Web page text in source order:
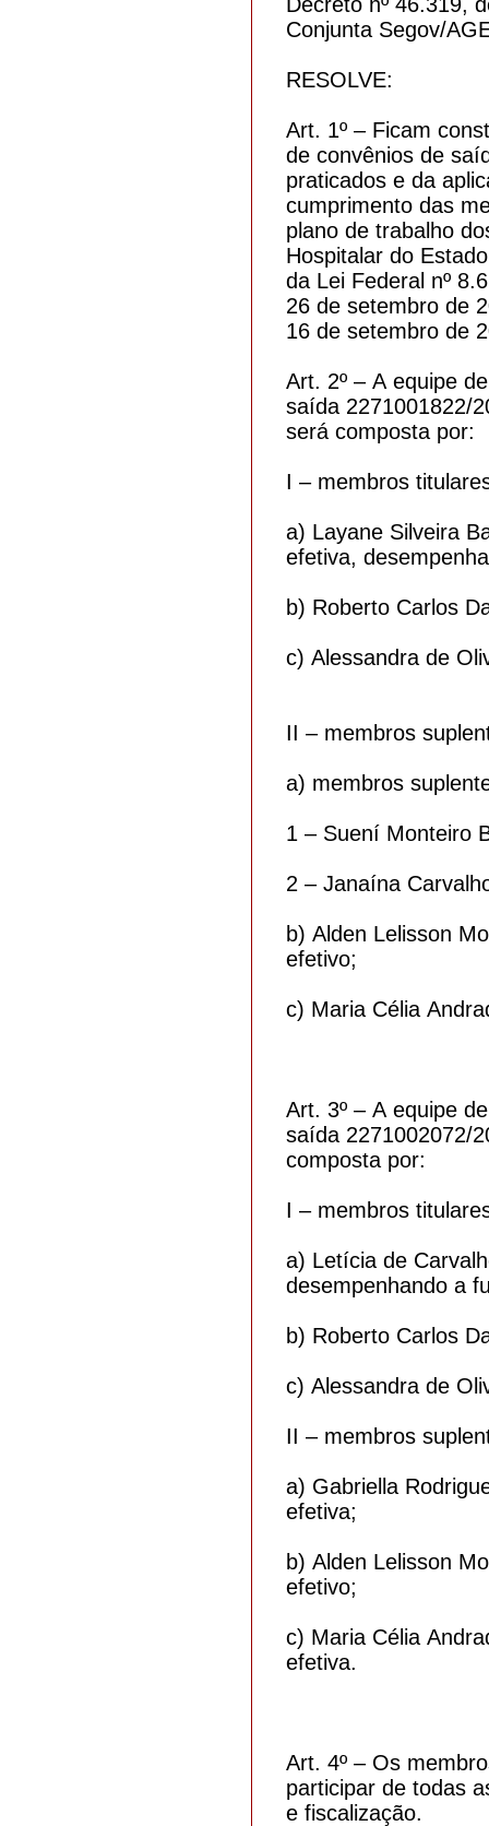
Conjunta Segov/
RESOLVE:
Art. 1º – Ficam
de convênios de
praticados e da
cumprimento das
plano de trabalho
Hospitalar do
da Lei Federal nº
26 de setembro de
16 de setembro de
Art. 2º – A equipe
saída 2271001822/
será composta por:
I – membros
a) Layane Silveira
efetiva,
b) Roberto Carlos
c) Alessandra de
II – membros
a) membros
1 – Suení Monteiro
2 – Janaína
b) Alden Lelisson
efetivo;
c) Maria Célia
Art. 3º – A equipe
saída 2271002072/
composta por:
I – membros
a) Letícia de
desempenhando a
b) Roberto Carlos
c) Alessandra de
II – membros
a) Gabriella
efetiva;
b) Alden Lelisson
efetivo;
c) Maria Célia
efetiva.
Art. 4º – Os
participar de todas
e fiscalização.